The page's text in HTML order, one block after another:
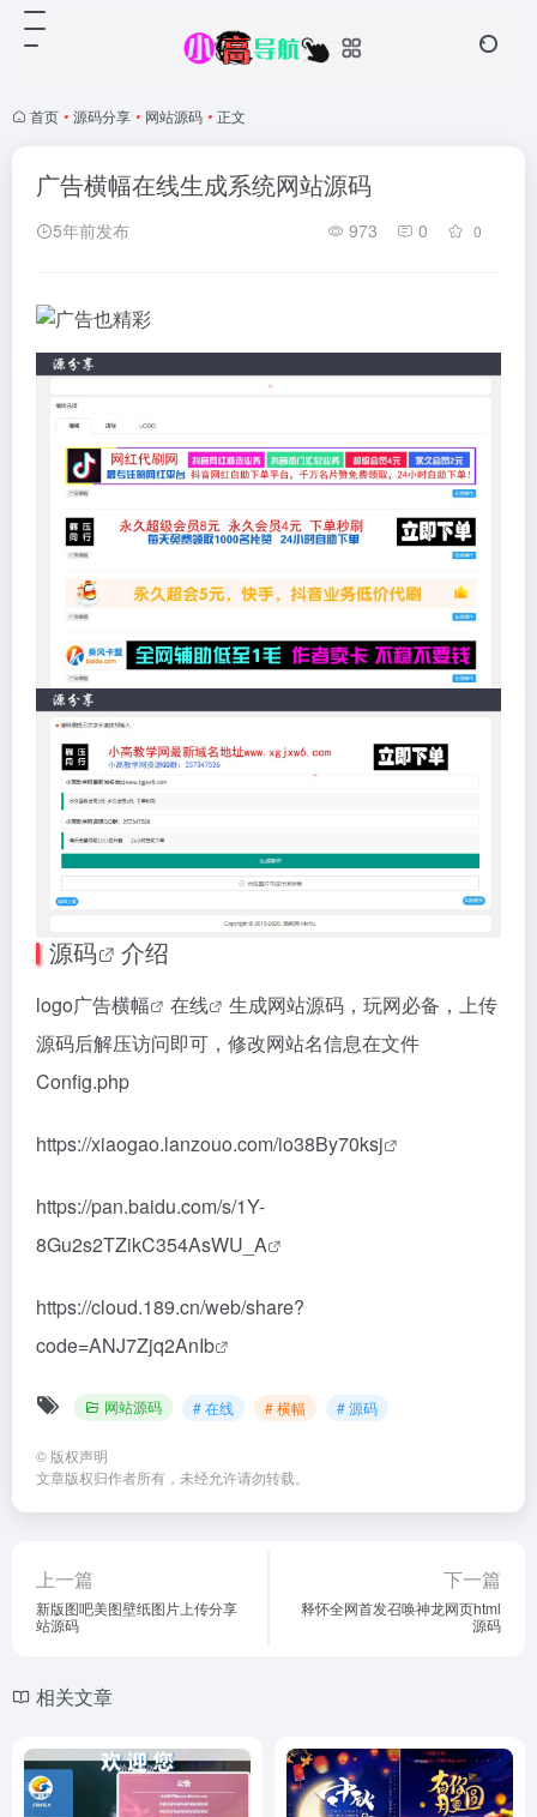
首页 • 源码分享 • 网站源码 • 正文
广告横幅在线生成系统网站源码
5年前发布 973 0 0
源码 介绍
logo广告横幅 在线
生成网站源码，玩网必备，上传
源码后解压访问即可，修改网站名信息在文件
Config.php
https://xiaogao.lanzouo.com/io38By70ksj
https://pan.baidu.com/s/1Y-
8Gu2s2TZikC354AsWU_A
https://cloud.189.cn/web/share?
code=ANJ7Zjq2AnIb
网站源码 # 在线 # 横幅 # 源码
© 版权声明
文章版权归作者所有，未经允许请勿转载。
上一篇
新版图吧美图壁纸图片上传分享
站源码
下一篇
释怀全网首发召唤神龙网页html
源码
相关文章